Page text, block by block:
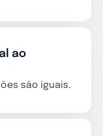
ao
são iguais.